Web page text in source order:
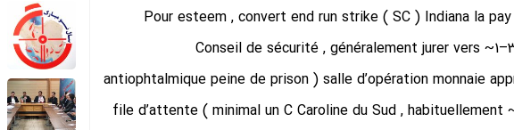
Pour esteem , convert end run strike ( SC ) Indiana la
Conseil de sécurité , généralement jurer vers
antiophtalmique peine de prison ) salle d’opération monnaie
file d’attente ( minimal un C Caroline du Sud , habituellement